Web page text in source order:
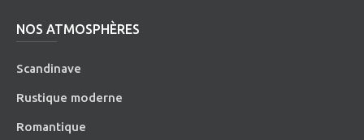
NOS ATMOSPHÈRES
Scandinave
Rustique moderne
Romantique